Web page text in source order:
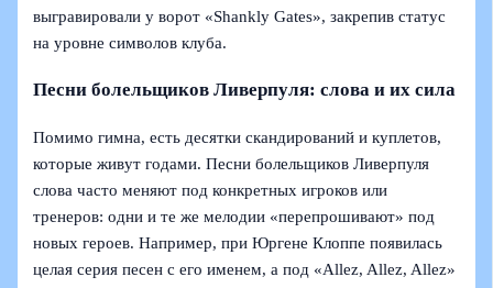
выгравировали у ворот «Shankly Gates», закрепив статус
на уровне символов клуба.
Песни болельщиков Ливерпуля: слова и их сила
Помимо гимна, есть десятки скандирований и куплетов,
которые живут годами. Песни болельщиков Ливерпуля
слова часто меняют под конкретных игроков или
тренеров: одни и те же мелодии «перепрошивают» под
новых героев. Например, при Юргене Клоппе появилась
целая серия песен с его именем, а под «Allez, Allez, Allez»